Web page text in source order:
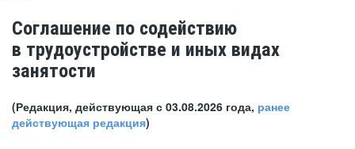
Соглашение по содействию
в трудоустройстве и иных видах
занятости
(Редакция, действующая с 03.08.2026 года, ранее
действующая редакция)